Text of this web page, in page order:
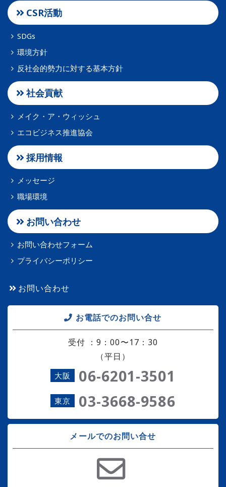
CSR活動
SDGs
環境方針
反社会的勢力に対する基本方針
社会貢献
メイク・ア・ウィッシュ
エコビジネス推進協会
採用情報
メッセージ
職場環境
お問い合わせ
お問い合わせフォーム
プライバシーポリシー
お問い合わせ
お電話でのお問い合せ
受付 ：9：00〜17：30
（平日）
大阪 06-6201-3501
東京 03-3668-9586
メールでのお問い合せ